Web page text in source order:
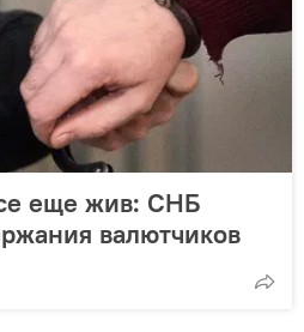
еще жив: СНБ
валютчиков